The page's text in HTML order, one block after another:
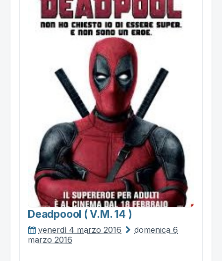
Deadpoool ( V.m. 14 )
venerdì 4 marzo 2016
domenica 6
marzo 2016